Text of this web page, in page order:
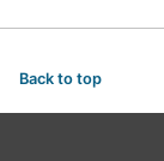
Back to top